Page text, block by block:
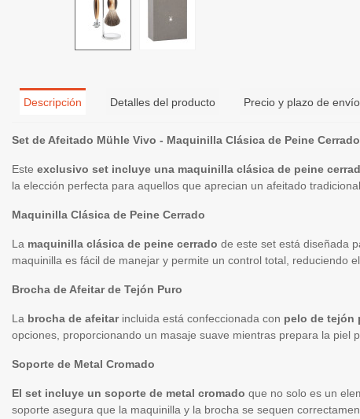
Descripción Detalles del producto Precio y plazo de envío
Set de Afeitado Mühle Vivo - Maquinilla Clásica de Peine
Este exclusivo set incluye una maquinilla clásica de peine
la elección perfecta para aquellos que aprecian un afeitado
Maquinilla Clásica de Peine Cerrado
La maquinilla clásica de peine cerrado de este set está diseñada
maquinilla es fácil de manejar y permite un control total, reduciendo
Brocha de Afeitar de Tejón Puro
La brocha de afeitarincluida está confeccionada con pelo de tejón
opciones, proporcionando un masaje suave mientras prepara la piel
Soporte de Metal Cromado
El set incluye un soporte de metal cromado que no solo es un
soporte asegura que la maquinilla y la brocha se sequen